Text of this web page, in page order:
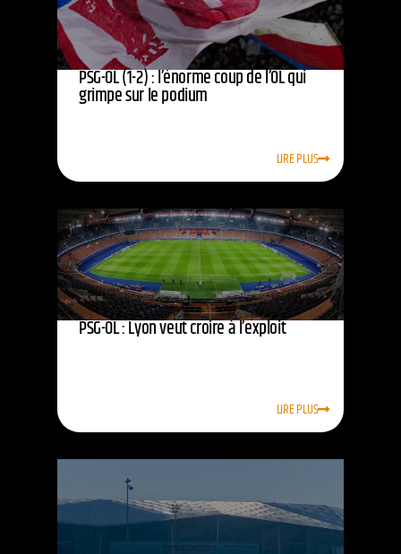
PSG-OL (1-2) : l’énorme coup de l’OL qui
grimpe sur le podium
LIRE PLUS
PSG-OL : Lyon veut croire à l’exploit
LIRE PLUS